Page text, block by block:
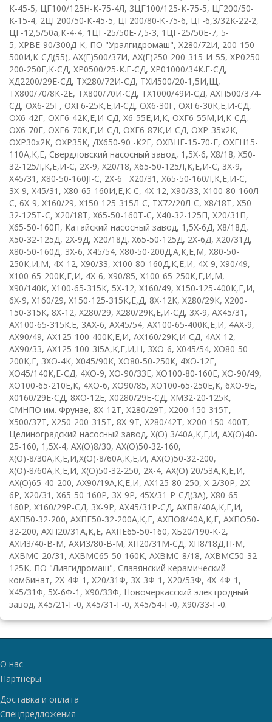
К-45-5, ЦГ100/125Н-К-75-4Л, 3ЦГ100/125-К-75-5, ЦГ200/50-
К-15-4, 2ЦГ200/50-К-45-5, ЦГ200/80-К-75-6, ЦГ-6,3/32К-22-2,
ЦГ-12,5/50а,К-4-4, 1ЦГ-25/50Е-7,5-3, 1ЦГ-25/50Е-7, 5-
5, ХРВЕ-90/300Д-К, ПО "Уралгидромаш", Х280/72И, 200-150-
500И,К-СД(55), АХ(Е)500/37И, АХ(Е)250-200-315-И-55, ХР0250-
200-250Е,К-СД, ХР0500/25-К.Е-СД, ХР01000/34К.Е-СД,
ХД2200/29Е-СД, ТХ280/72И-СД, ТХИ500/20-1,5И,Щ,
ТХ800/70/8К-2Е, ТХ800/70И-СД, ТХ1000/49И-СД, АХП500/374-
СД, ОХ6-25Г, ОХГ6-25К,Е,И-СД, ОХ6-30Г, ОХГ6-30К,Е,И-СД,
ОX6-42Г, ОХГ6-42К,Е,И-СД, Х6-55Е,И,К, ОХГ6-55М,И,К-СД,
ОХ6-70Г, ОХГ6-70К,Е,И-СД, ОХГ6-87К,И-СД, ОХР-35х2К,
ОXP30х2K, ОXP35K, ДХ650-90 -К2Г, OXВHE-15-70-E, ОХГН15-
110А,К,Е, Свердловский насосный завод, 1,5X-6, X8/18, Х50-
32-125Л,К,Е,И-С, 2X-9, X20/18, Х65-50-125Л,К,Е,И-С, 3Х-9,
X45/31 , X80-50-160JI-C, 2X-6 Х20/31 , Х65-50-160Л,К,Е,И-С,
3Х-9, Х45/31 , Х80-65-160И,Е,К-С, 4X-12, Х90/33, Х100-80-160Л-
С, 6X-9, Х160/29, Х150-125-315Л-С, ТХ72/20Л-С, Х8/18Т, X50-
32-125T-C, Х20/18Т, X65-50-160T-C, Х40-32-125П, Х20/31П,
Х65-50-160П, Катайский насосный завод, 1,5Х-6Д, Х8/18Д,
Х50-32-125Д, 2Х-9Д, Х20/18Д, Х65-50-125Д, 2Х-6Д, Х20/31Д,
Х80-50-160Д, 3Х-6, Х45/54, Х80-50-200Д,А,К,Е,М, Х80-50-
250К,И,М, 4X-12, Х90/33, Х100-80-160Д,К,Е,И, 4X-9, Х90/49,
Х100-65-200К,Е,И, 4X-6, Х90/85, Х100-65-250К,Е,И,М,
Х90/140К, Х100-65-315К, 5X-12, Х160/49, Х150-125-400К,Е,И,
6X-9, Х160/29, Х150-125-315К,Е,Д, 8X-12K, Х280/29К, Х200-
150-315К, 8X-12, Х280/29, Х280/29К,Е,И-СД, 3Х-9, АХ45/31 ,
АХ100-65-315К.Е, 3АХ-6, АХ45/54, АХ100-65-400К,Е,И, 4АХ-9,
АХ90/49, АХ125-100-400К,Е,И, АХ160/29К,И-СД, 4AX-12,
АХ90/33, AX125-100-3I5A,K,E,И,Н, 3XO-6, Х045/54, XО80-50-
200K,E, 3ХО-4К, Х045/90К, ХО80-50-250К, 4XO-12E,
ХО45/140К,Е-СД, 4XО-9, ХО-90/33Е, ХО100-80-160Е, ХО-90/49,
ХО100-65-210Е,К, 4XО-6, ХО90/85, ХО100-65-250Е,К, 6ХО-9Е,
Х0160/29Е-СД, 8XO-12E, Х0280/29Е-СД, ХМ32-20-125К,
СМНПО им. Фрунзе, 8X-12T, Х280/29Т, Х200-150-315Т,
Х500/37Т, Х250-200-315Т, 8Х-9Т, Х280/42Т, Х200-150-400Т,
Целиноградский насосный завод, Х(О) 3/40А,К,Е,И, АХ(О)40-
25-160, 1,5X-4, АХ(О)8/30, АХ(О)50-32-160,
Х(О)-8/30А,К,Е,И,Х(О)-8/60А,К,Е,И, АХ(О)50-32-200,
Х(О)-8/60А,К,Е,И, Х(О)50-32-250, 2X-4, АХ(О) 20/53А,К,Е,И,
АХ(О)65-40-200, АХ90/19А,К,Е,И, АХ125-80-250, Х-2/30Р, 2X-
6P, Х20/31 , Х65-50-160Р, 3X-9P, 45Х/31-Р-СД(3А), Х80-65-
160Р, Х160/29Р-СД, 3X-9P, АХ45/31Р-СД, АХП8/40А,К,Е,И,
АХП50-32-200, АХПЕ50-32-200А,К,Е, АХПО8/40А,К,Е, АХПО50-
32-200, АХП20/31А,К,Е, АХПЕ65-50-160, ХБ20/190-К-2,
АХИ3/40-В-М, АХИ3/80-В-М, ХП20/31М-СД, ХП8/18Д,П-М,
AXBMC-20/31 , AXBMC65-50-160K, AXBMC-8/18, AXBMC50-32-
125K, ПО "Ливгидромаш", Славянский керамический
комбинат, 2Х-4Ф-1 , Х20/31Ф, 3Х-3Ф-1 , Х20/53Ф, 4Х-4Ф-1 ,
Х45/31Ф, 5Х-6Ф-1 , Х90/33Ф, Новочеркасский электродный
завод, Х45/21-Г-0, Х45/31-Г-0, Х45/54-Г-0, Х90/33-Г-0.
О нас
Партнеры
Доставка и оплата
Спецпредложения